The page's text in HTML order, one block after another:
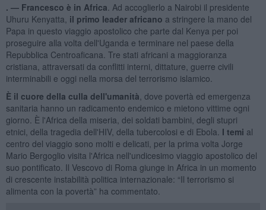
. — Francesco è in Africa . Ad accoglierlo a Nairobi il presidente
Uhuru Kenyatta, il primo leader africano a stringere la mano del
Papa in questo viaggio apostolico che parte dal Kenya per poi
proseguire alla volta dell'Uganda e terminare nel paese della
Repubblica Centroaficana. Tre stati africani a maggioranza
cristiana, attraversati da conflitti interni, dittature, guerre civili
interminabili e oggi nella morsa del terrorismo islamico.
È il cuore della culla dell'umanità , dove povertà ed emergenza
sanitaria hanno un radicamento endemico e mietono vittime ogni
giorno. È l'Africa della miseria, dei soldati bambini, degli stupri
etnici, della tragedia dell'HIV, della tubercolosi e di Ebola. I temi al
centro del viaggio sono molti e delicati, per la prima volta Jorge
Mario Bergoglio visita l'Africa nell'undicesimo viaggio apostolico del
suo pontificato. Il Vescovo di Roma giunge in Africa in un momento
di crescente instabilità politica internazionale: “Il terrorismo si
alimenta con la povertà” ha commentato.